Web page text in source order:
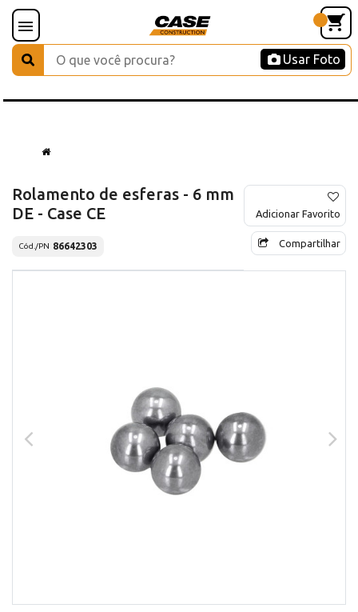
Usar Foto
Rolamento de esferas - 6 mm
DE - Case CE
Cód./PN 86642303
Adicionar Favorito
Compartilhar